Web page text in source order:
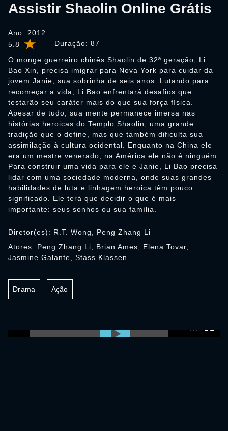
5.8 Duração: 87
Assistir Shaolin Online Grátis
Ano: 2012
O monge guerreiro chinês Shaolin de 32ª geração, Li
Bao Xin, precisa imigrar para Nova York para cuidar da
jovem Janie, sua sobrinha de seis anos. Lutando para
recomeçar a vida, Li Bao enfrentará desafios que
testarão seu caráter mais do que sua força física.
Apesar de tudo, sua mente permanece imersa nas
histórias heroicas do Templo Shaolin, uma grande
tradição que o define, mas que também dificulta sua
assimilação à cultura ocidental. Enquanto na China ele
era um mestre venerado, na América ele não é ninguém.
Para construir uma vida para ele e Janie, Li Bao precisa
lidar com uma sociedade moderna, onde suas grandes
habilidades de luta e linhagem heroica têm pouco
significado. Ele terá que decidir o que é mais
importante: seus sonhos ou sua família.
Diretor(es): R.T. Wong, Peng Zhang Li
Atores: Peng Zhang Li, Brian Ames, Elena Tovar,
Jasmine Galante, Stass Klassen
Drama Ação